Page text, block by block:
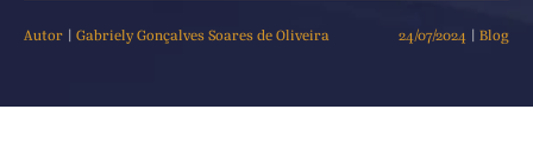
Autor | Gabriely Gonçalves Soares de Oliveira 24/07/2024 | Blog